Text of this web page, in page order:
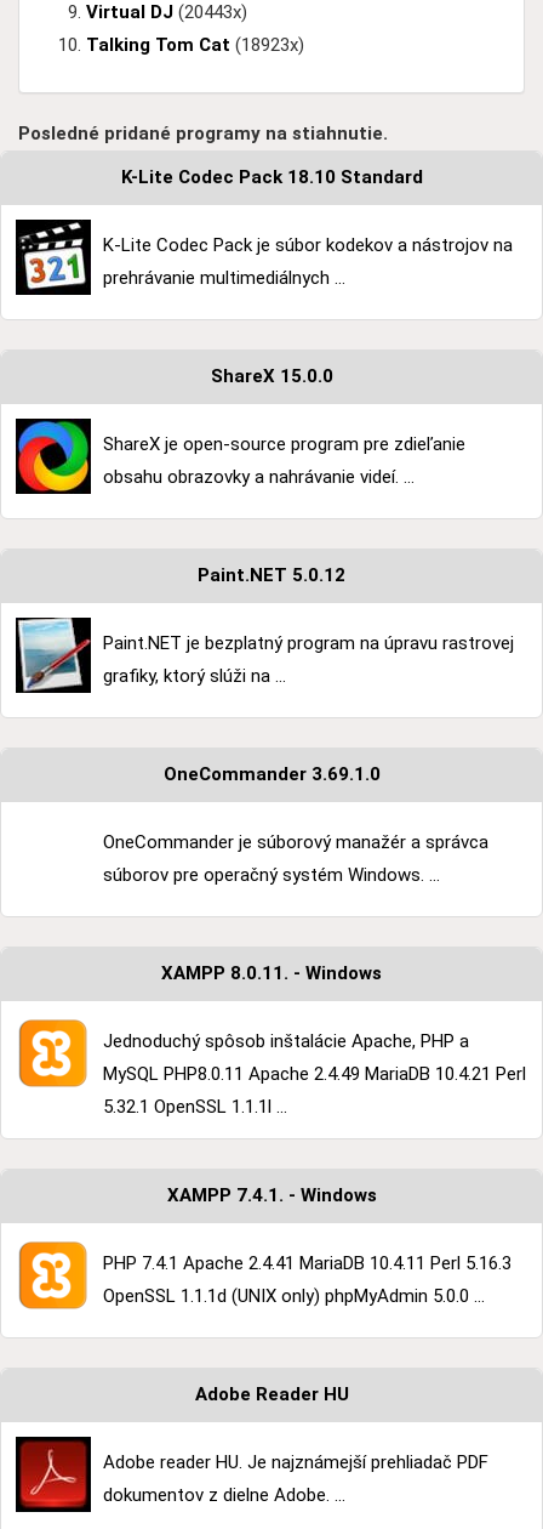
Virtual DJ (20443x)
Talking Tom Cat (18923x)
Posledné pridané programy na stiahnutie.
K-Lite Codec Pack 18.10 Standard
K-Lite Codec Pack je súbor kodekov a nástrojov na
prehrávanie multimediálnych ...
ShareX 15.0.0
ShareX je open-source program pre zdieľanie
obsahu obrazovky a nahrávanie videí. ...
Paint.NET 5.0.12
Paint.NET je bezplatný program na úpravu rastrovej
grafiky, ktorý slúži na ...
OneCommander 3.69.1.0
OneCommander je súborový manažér a správca
súborov pre operačný systém Windows. ...
XAMPP 8.0.11. - Windows
Jednoduchý spôsob inštalácie Apache, PHP a
MySQL PHP8.0.11 Apache 2.4.49 MariaDB 10.4.21 Perl
5.32.1 OpenSSL 1.1.1l ...
XAMPP 7.4.1. - Windows
PHP 7.4.1 Apache 2.4.41 MariaDB 10.4.11 Perl 5.16.3
OpenSSL 1.1.1d (UNIX only) phpMyAdmin 5.0.0 ...
Adobe Reader HU
Adobe reader HU. Je najznámejší prehliadač PDF
dokumentov z dielne Adobe. ...